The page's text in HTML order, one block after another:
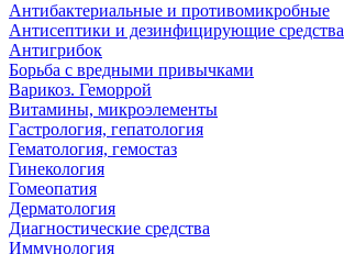
Антибактериальные и противомикробные
Антисептики и дезинфицирующие средства
Антигрибок
Борьба с вредными привычками
Варикоз. Геморрой
Витамины, микроэлементы
Гастрология, гепатология
Гематология, гемостаз
Гинекология
Гомеопатия
Дерматология
Диагностические средства
Иммунология